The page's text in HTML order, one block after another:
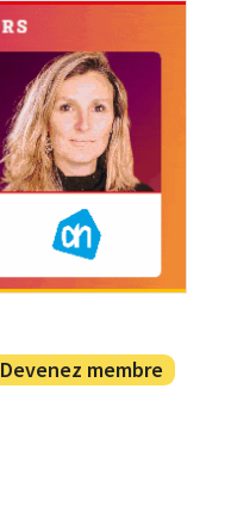
Devenez membre